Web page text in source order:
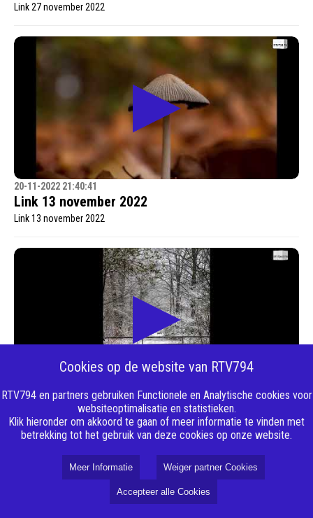
Link 27 november 2022
20-11-2022 21:40:41
Link 13 november 2022
Link 13 november 2022
20-11-2022 21:37:17
Link 20 november 2022
Link 20 november 2022
Cookies op de website van RTV794
RTV794 en partners gebruiken Functionele en Analytische cookies voor
websiteoptimalisatie en statistieken.
Klik hieronder om akkoord te gaan of meer informatie te vinden met
betrekking tot het gebruik van deze cookies op onze website.
Meer Informatie Weiger partner Cookies
Accepteer alle Cookies